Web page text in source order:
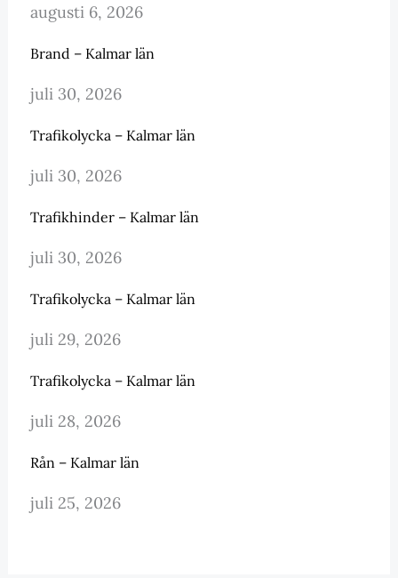
augusti 6, 2026
Brand – Kalmar län
juli 30, 2026
Trafikolycka – Kalmar län
juli 30, 2026
Trafikhinder – Kalmar län
juli 30, 2026
Trafikolycka – Kalmar län
juli 29, 2026
Trafikolycka – Kalmar län
juli 28, 2026
Rån – Kalmar län
juli 25, 2026